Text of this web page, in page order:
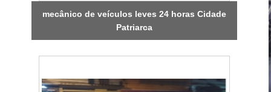
mecânico de veículos leves 24 horas Cidade
Patriarca